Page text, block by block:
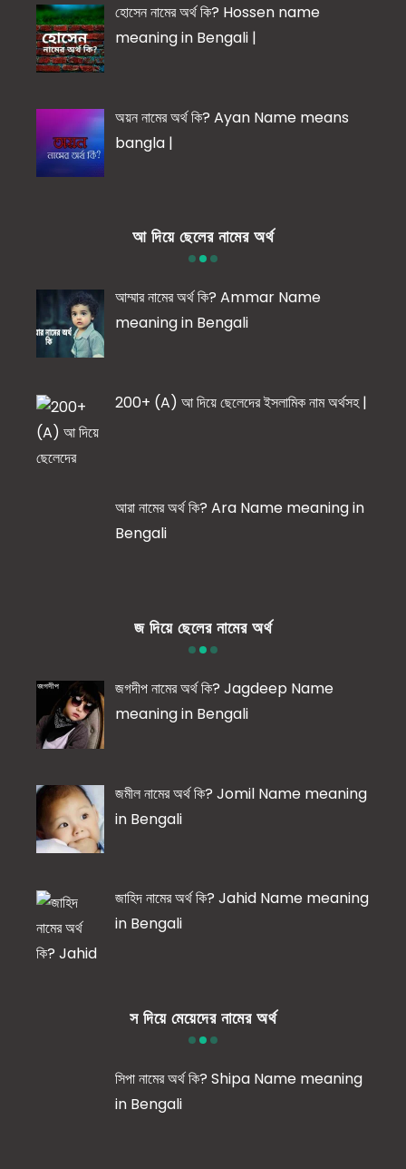
হোসেন নামের অর্থ কি? Hossen name
meaning in Bengali |
অয়ন নামের অর্থ কি? Ayan Name means
bangla |
আ দিয়ে ছেলের নামের অর্থ
আম্মার নামের অর্থ কি? Ammar Name
meaning in Bengali
200+ (A) আ দিয়ে ছেলেদের ইসলামিক নাম অর্থসহ |
আরা নামের অর্থ কি? Ara Name meaning in
Bengali
জ দিয়ে ছেলের নামের অর্থ
জগদীপ নামের অর্থ কি? Jagdeep Name
meaning in Bengali
জমীল নামের অর্থ কি? Jomil Name meaning
in Bengali
জাহিদ নামের অর্থ কি? Jahid Name meaning
in Bengali
স দিয়ে মেয়েদের নামের অর্থ
সিপা নামের অর্থ কি? Shipa Name meaning
in Bengali